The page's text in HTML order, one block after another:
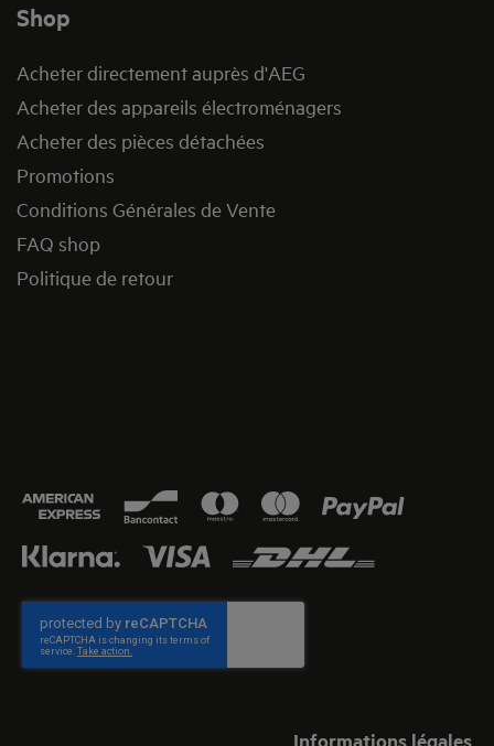
Shop
Acheter directement auprès d'AEG
Acheter des appareils électroménagers
Acheter des pièces détachées
Promotions
Conditions Générales de Vente
FAQ shop
Politique de retour
Informations légales